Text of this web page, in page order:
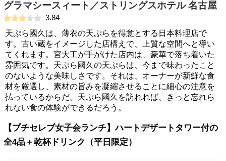
グラマシースィート／ストリングスホテル 名古屋
3.84
天ぷら國久は、薄衣の天ぷらを得意とする日本料理店で
す。古い蔵をイメージした店構えで、上質な空間へと導い
てくれます。宮大工が手がけた店内は、豪華で落ち着いた
雰囲気です。天ぷら國久の天ぷらは、今まで味わったこと
のないような美味しさです。それは、オーナーが新鮮な食
材を厳選し、素材の旨みを凝縮させることに細心の注意を
払っているからだ。天ぷら國久を訪れれば、きっと忘れら
れない食の体験ができるだろう。
【プチセレブ女子会ランチ】ハートデザートタワー付の
全4品＋乾杯ドリンク（平日限定）